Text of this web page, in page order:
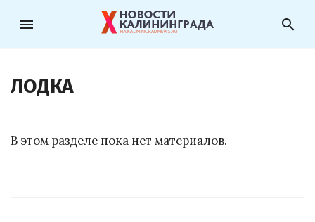
menu search
ЛОДКА
В этом разделе пока нет материалов.